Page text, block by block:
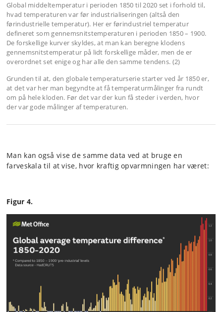
Global middeltemperatur i perioden 1850 til 2020 set i forhold til,
hvad temperaturen var før industrialiseringen (altså den
førindustrielle temperatur). Her er førindustriel temperatur
defineret som gennemsnitstemperaturen i perioden 1850 – 1900.
De forskellige kurver skyldes, at man kan beregne klodens
gennemsnitstemperatur på lidt forskellige måder, men de er
overordnet set enige og har alle den samme tendens. (2)
Grunden til at, den globale temperaturserie starter ved år 1850 er,
at det var her man begyndte at få temperaturmålinger fra rundt
om på hele kloden. Før det var der kun få steder i verden, hvor
der var gode målinger af temperaturen.
Man kan også vise de samme data ved at bruge en
farveskala til at vise, hvor kraftig opvarmningen har været:
Figur 4.